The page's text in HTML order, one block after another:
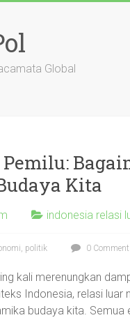
Global
Kita
indonesia relasi
, politik 0 Comment
kali merenungkan
Indonesia, relasi luar
budaya kita. Semua